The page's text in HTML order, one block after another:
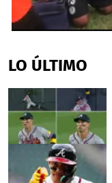
of
1
30
seconds
LO ÚLTIMO